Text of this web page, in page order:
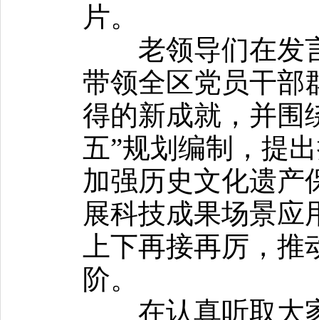
片。
老领导们在发
带领全区党员干部
得的新成就，并围
五”规划编制，提
加强历史文化遗产
展科技成果场景应
上下再接再厉，
阶。
在认真听取大